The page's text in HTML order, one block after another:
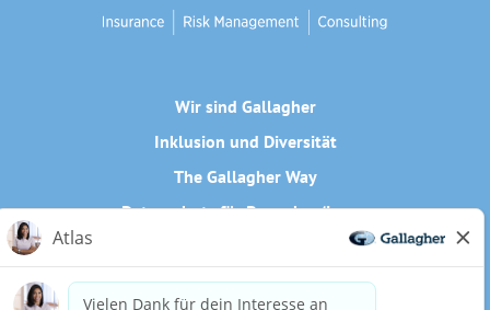
Wir sind Gallagher
Inklusion und Diversität
The Gallagher Way
Datenschutz für Bewerber/innen
Need reasonable accommodations to complete any part of